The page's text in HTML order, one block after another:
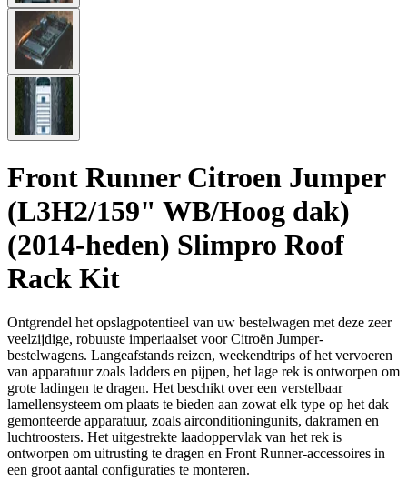
Front Runner Citroen Jumper
(L3H2/159" WB/Hoog dak)
(2014-heden) Slimpro Roof
Rack Kit
Ontgrendel het opslagpotentieel van uw bestelwagen met deze zeer
veelzijdige, robuuste imperiaalset voor Citroën Jumper-
bestelwagens. Langeafstands reizen, weekendtrips of het vervoeren
van apparatuur zoals ladders en pijpen, het lage rek is ontworpen om
grote ladingen te dragen. Het beschikt over een verstelbaar
lamellensysteem om plaats te bieden aan zowat elk type op het dak
gemonteerde apparatuur, zoals airconditioningunits, dakramen en
luchtroosters. Het uitgestrekte laadoppervlak van het rek is
ontworpen om uitrusting te dragen en Front Runner-accessoires in
een groot aantal configuraties te monteren.